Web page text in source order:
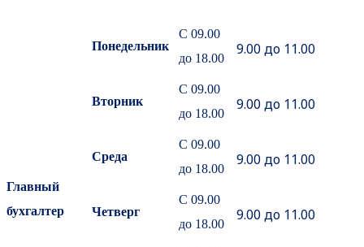
Главный
бухгалтер
Понедельник
С 09.00
до 18.00
9.00 до 11.00
Вторник
С 09.00
до 18.00
9.00 до 11.00
Среда
С 09.00
до 18.00
9.00 до 11.00
Четверг
С 09.00
до 18.00
9.00 до 11.00